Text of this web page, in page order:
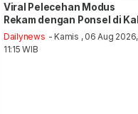
Viral Pelecehan Modus
Rekam dengan Ponsel di
Dailynews - Kamis , 06 Aug 2026,
11:15 WIB